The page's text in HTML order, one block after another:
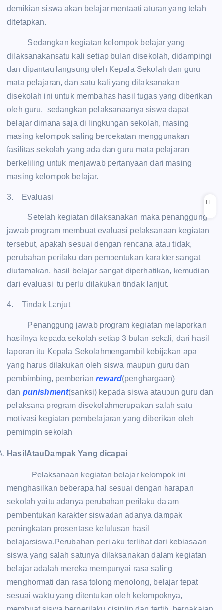
demikian siswa akan belajar mentaati aturan yang telah
ditetapkan.
Sedangkan kegiatan kelompok belajar yang
dilaksanakansatu kali setiap bulan disekolah, didampingi
dan dipantau langsung oleh Kepala Sekolah dan guru
mata pelajaran, dan satu kali yang dilaksanakan
disekolah ini untuk membahas hasil tugas yang diberikan
oleh guru, sedangkan pelaksanaanya siswa dapat
belajar dimana saja di lingkungan sekolah, masing
masing kelompok saling berdekatan menggunakan
fasilitas sekolah yang ada dan guru mata pelajaran
berkeliling untuk menjawab pertanyaan dari masing
masing kelompok belajar.
3. Evaluasi
Setelah kegiatan dilaksanakan maka penanggung
jawab program membuat evaluasi pelaksanaan kegiatan
tersebut, apakah sesuai dengan rencana atau tidak,
perubahan perilaku dan pembentukan karakter sangat
diutamakan, hasil belajar sangat diperhatikan, kemudian
dari evaluasi itu perlu dilakukan tindak lanjut.
4. Tindak Lanjut
Penanggung jawab program kegiatan melaporkan
hasilnya kepada sekolah setiap 3 bulan sekali, dari hasil
laporan itu Kepala Sekolahmengambil kebijakan apa
yang harus dilakukan oleh siswa maupun guru dan
pembimbing, pemberianreward(penghargaan)
dan punishment(sanksi) kepada siswa ataupun guru dan
pelaksana program disekolahmerupakan salah satu
motivasi kegiatan pembelajaran yang diberikan oleh
pemimpin sekolah
HasilAtauDampak Yang dicapai
Pelaksanaan kegiatan belajar kelompok ini
menghasilkan beberapa hal sesuai dengan harapan
sekolah yaitu adanya perubahan perilaku dalam
pembentukan karakter siswadan adanya dampak
peningkatan prosentase kelulusan hasil
belajarsiswa.Perubahan perilaku terlihat dari kebiasaan
siswa yang salah satunya dilaksanakan dalam kegiatan
belajar adalah mereka mempunyai rasa saling
menghormati dan rasa tolong menolong, belajar tepat
sesuai waktu yang ditentukan oleh kelompoknya,